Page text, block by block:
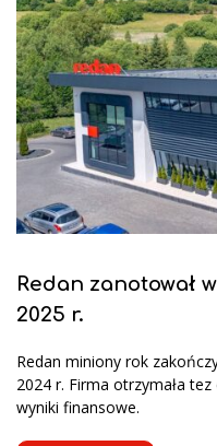
Redan zanotował
2025 r.
Redan miniony rok
2024 r. Firma otrzymała
wyniki finansowe.